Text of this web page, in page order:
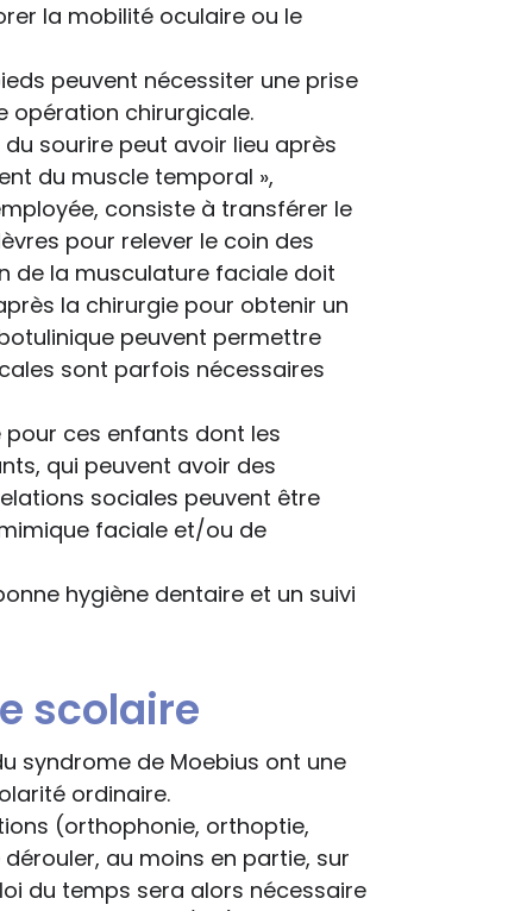
la mobilité oculaire ou le
peuvent nécessiter une prise
opération chirurgicale.
sourire peut avoir lieu après
du muscle temporal »,
consiste à transférer le
pour relever le coin des
de la musculature faciale doit
la chirurgie pour obtenir un
peuvent permettre
sont parfois nécessaires
ces enfants dont les
qui peuvent avoir des
sociales peuvent être
faciale et/ou de
hygiène dentaire et un suivi
scolaire
syndrome de Moebius ont une
ordinaire.
(orthophonie, orthoptie,
au moins en partie, sur
du temps sera alors nécessaire